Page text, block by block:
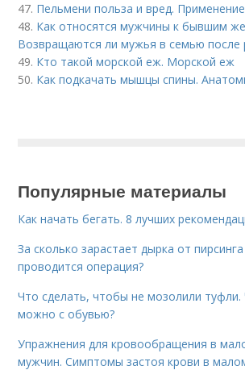
47. Пельмени польза и вред.
48. Как относятся мужчины к бывшим
Возвращаются ли мужья в семью после
49. Кто такой морской еж. Морской еж
50. Как подкачать мышцы спины.
Популярные материалы
Как начать бегать. 8 лучших
За сколько зарастает дырка от
проводится операция?
Что сделать, чтобы не мозолили туфли.
можно с обувью?
Упражнения для кровообращения в
мужчин. Симптомы застоя крови в